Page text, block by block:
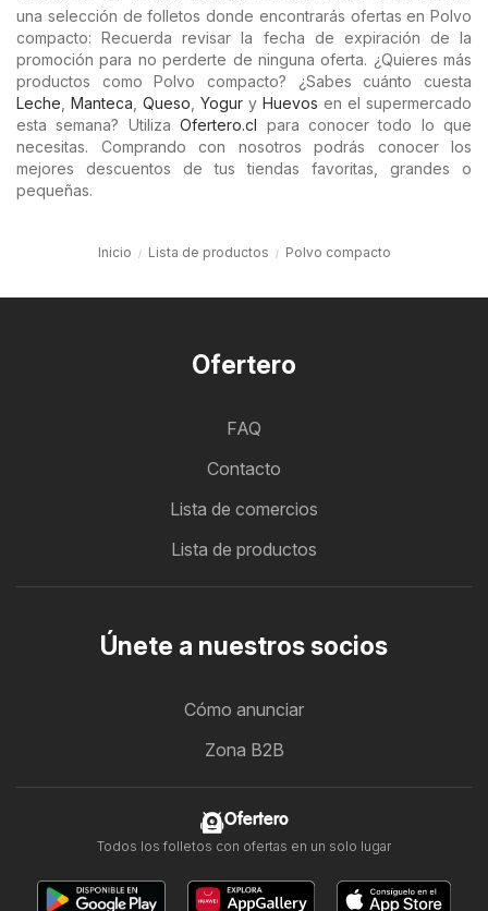
una selección de folletos donde encontrarás ofertas en Polvo
compacto: Recuerda revisar la fecha de expiración de la
promoción para no perderte de ninguna oferta. ¿Quieres más
productos como Polvo compacto? ¿Sabes cuánto cuesta
Leche Manteca Queso Yogur y Huevos en el supermercado
esta semana? UtilizaOfertero.cl para conocer todo lo que
necesitas. Comprando con nosotros podrás conocer los
mejores descuentos de tus tiendas favoritas, grandes o
pequeñas.
Inicio Lista de productos Polvo compacto
Ofertero
FAQ
Contacto
Lista de comercios
Lista de productos
Únete a nuestros socios
Cómo anunciar
Zona B2B
Ofertero
Todos los folletos con ofertas en un solo lugar